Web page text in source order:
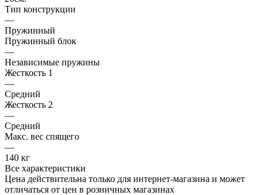
Тип конструкции
—
Пружинный
Пружинный блок
—
Независимые пружины
Жесткость 1
—
Средний
Жесткость 2
—
Средний
Макс. вес спящего
—
140 кг
Все характеристики
Цена действительна только для интернет-магазина и может
отличаться от цен в розничных магазинах